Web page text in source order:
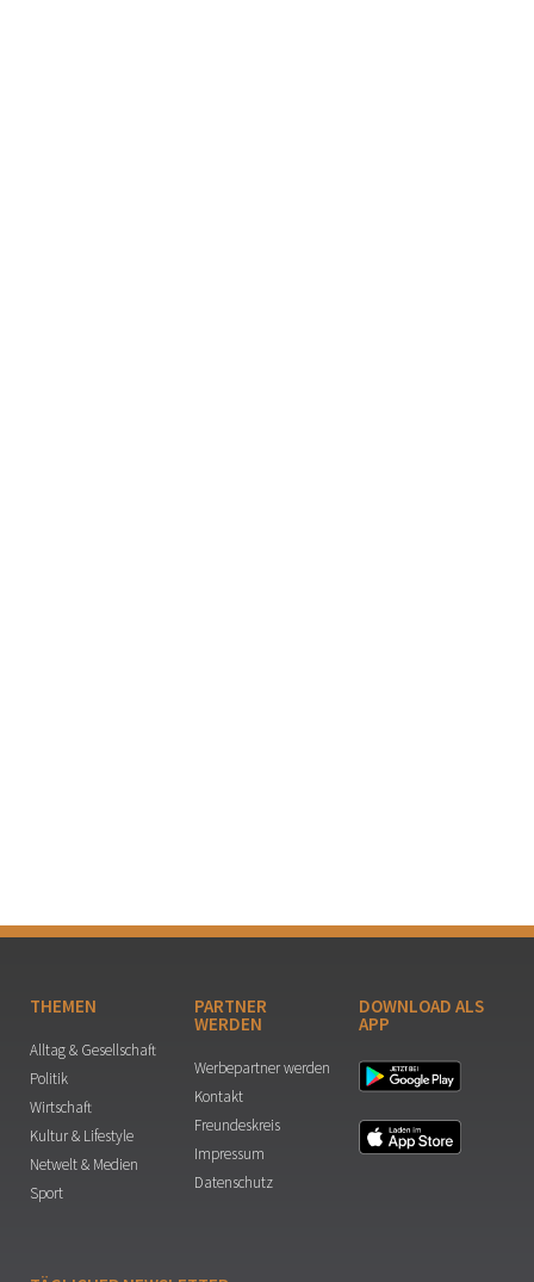
THEMEN
Alltag & Gesellschaft
Politik
Wirtschaft
Kultur & Lifestyle
Netwelt & Medien
Sport
PARTNER
WERDEN
Werbepartner werden
Kontakt
Freundeskreis
Impressum
Datenschutz
DOWNLOAD ALS
APP